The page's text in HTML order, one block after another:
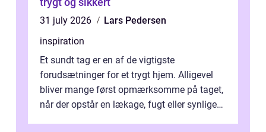
31 july 2026
Lars Pedersen
inspiration
Et sundt tag er en af de vigtigste
forudsætninger for et trygt hjem. Alligevel
bliver mange først opmærksomme på taget,
når der opstår en lækage, fugt eller synlige